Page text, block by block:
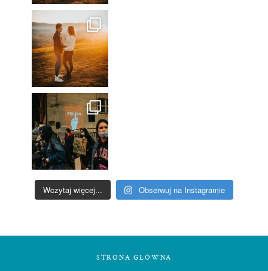
Wczytaj więcej... Obserwuj na Instagramie
STRONA GŁÓWNA